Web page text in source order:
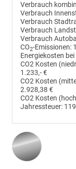
Verbrauch
Verbrauch
Verbrauch
Verbrauch
Verbrauch
CO2-Emissionen:
Energiekosten
CO2 Kosten
1.233,- €
CO2 Kosten
2.928,38 €
CO2 Kosten
Jahressteuer: